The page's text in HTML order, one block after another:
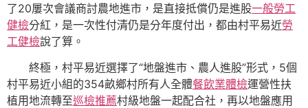
了20屢次會議商討農地進市，是直接抵償仍是進股一般勞工
健檢分紅，是一次性付清仍是分年度付出，都由村平易近勞
工健檢說了算。
終極，村平易近選擇了“地盤進市、農人進股”形式，5個
村平易近小組的354畝鄉村所有人全體餐飲業體檢運營性扶
植用地流轉至巡檢推薦村級地盤一起配合社，再以地盤應用